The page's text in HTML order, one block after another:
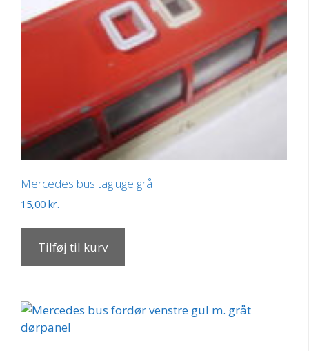
Mercedes bus tagluge grå
15,00 kr.
Tilføj til kurv